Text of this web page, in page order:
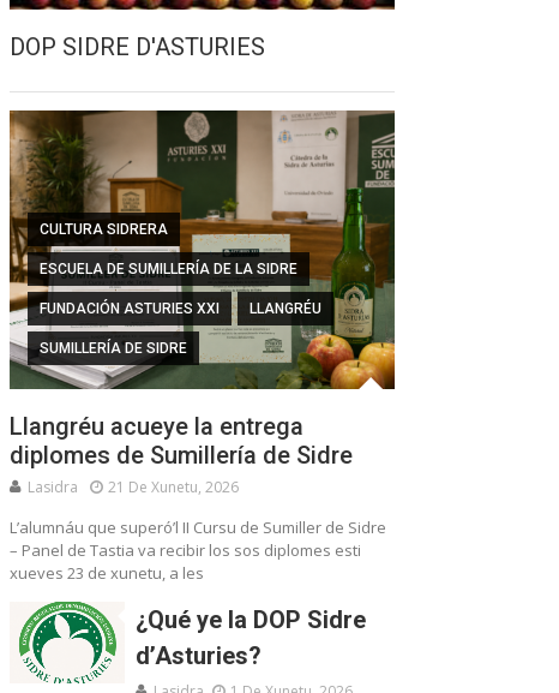
DOP SIDRE D'ASTURIES
CULTURA SIDRERA
ESCUELA DE SUMILLERÍA DE LA SIDRE
FUNDACIÓN ASTURIES XXI LLANGRÉU
SUMILLERÍA DE SIDRE
Llangréu acueye la entrega
diplomes de Sumillería de Sidre
Lasidra 21 De Xunetu, 2026
L’alumnáu que superó’l II Cursu de Sumiller de Sidre
– Panel de Tastia va recibir los sos diplomes esti
xueves 23 de xunetu, a les
¿Qué ye la DOP Sidre
d’Asturies?